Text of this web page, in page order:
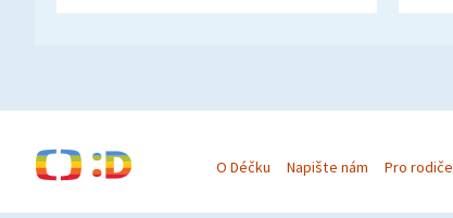
O Déčku Napište nám Pro rodiče